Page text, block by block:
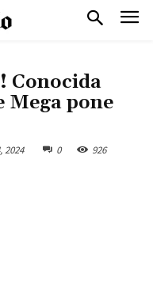
Conocida
Mega pone
2024 0 926